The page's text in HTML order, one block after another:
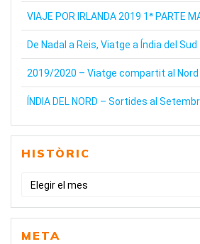
VIAJE POR IRLANDA 2019 1ª PARTE
De Nadal a Reis, Viatge a Índia del Sud
2019/2020 – Viatge compartit al Nord
ÍNDIA DEL NORD – Sortides al
HISTÒRIC
HISTÒRIC
META